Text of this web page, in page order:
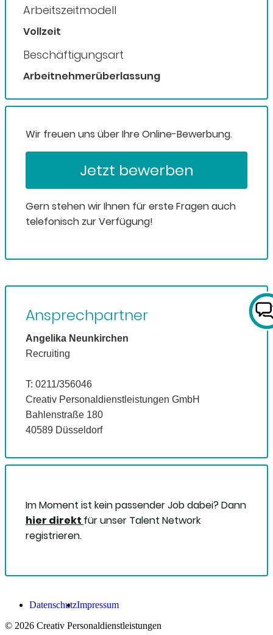
Arbeitszeitmodell
Vollzeit
Beschäftigungsart
Arbeitnehmerüberlassung
Wir freuen uns über Ihre Online-Bewerbung.
Jetzt bewerben
Gern stehen wir Ihnen für erste Fragen auch
telefonisch zur Verfügung!
Ansprechpartner
Angelika Neunkirchen
Recruiting
T: 0211/356046
Creativ Personaldienstleistungen GmbH
Bahlenstraße 180
40589 Düsseldorf
Im Moment ist kein passender Job dabei? Dann
hier direkt für unser Talent Network
registrieren.
DatenschutzImpressum
© 2026 Creativ Personaldienstleistungen